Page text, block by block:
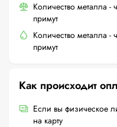
Количество металла
примут
Количество металла
примут
Как происходит
Если вы физическое
на карту